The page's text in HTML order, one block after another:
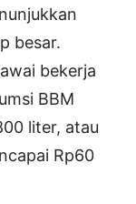
besar.
bekerja
BBM
liter, atau
Rp60